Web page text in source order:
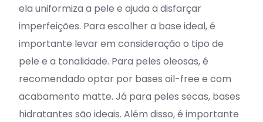
ela uniformiza a pele e ajuda a disfarçar
imperfeições. Para escolher a base ideal, é
importante levar em consideração o tipo de
pele e a tonalidade. Para peles oleosas, é
recomendado optar por bases oil-free e com
acabamento matte. Já para peles secas, bases
hidratantes são ideais. Além disso, é importante